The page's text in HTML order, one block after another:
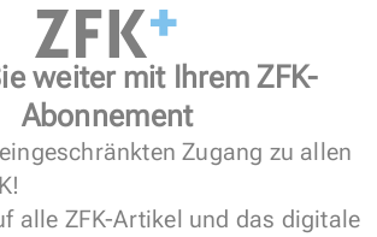
weiter mit Ihrem ZFK-
Abonnement
Zugang zu allen
alle ZFK-Artikel und das digitale